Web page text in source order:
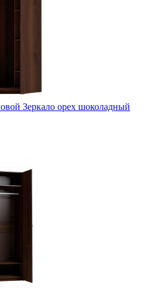
Зеркало орех шоколадный